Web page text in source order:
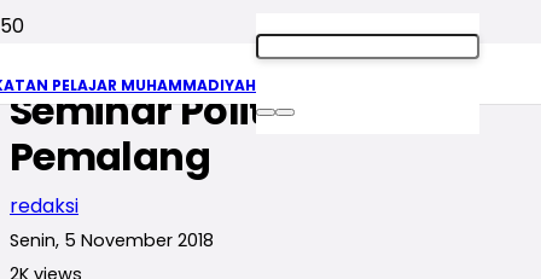
PELAJAR MUHAMMADIYAH
Pelatihan Jurnalistik &
Seminar Politik IPM
Pemalang
redaksi
Senin, 5 November 2018
2K views